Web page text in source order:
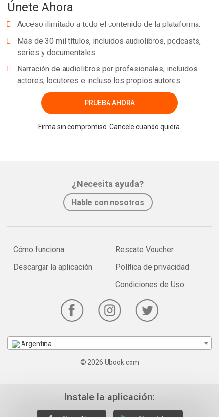
Únete Ahora
Acceso ilimitado a todo el contenido de la plataforma.
Más de 30 mil títulos, incluidos audiolibros, podcasts,
series y documentales.
Narración de audiolibros por profesionales, incluidos
actores, locutores e incluso los propios autores.
PRUEBA AHORA
Firma sin compromiso. Cancele cuando quiera.
¿Necesita ayuda?
Hable con nosotros
Cómo funciona
Descargar la aplicación
Rescate Voucher
Política de privacidad
Condiciones de Uso
Argentina
© 2026 Ubook.com
Instale la aplicación: